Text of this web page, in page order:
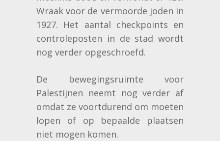
Wraak voor de vermoorde joden in
1927. Het aantal checkpoints en
controleposten in de stad wordt
nog verder opgeschroefd.
De bewegingsruimte voor
Palestijnen neemt nog verder af
omdat ze voortdurend om moeten
lopen of op bepaalde plaatsen
niet mogen komen.